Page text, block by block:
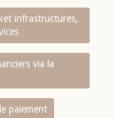
infrastructures,
via la
paiement